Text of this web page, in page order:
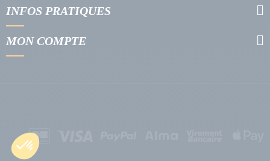
INFOS PRATIQUES
MON COMPTE